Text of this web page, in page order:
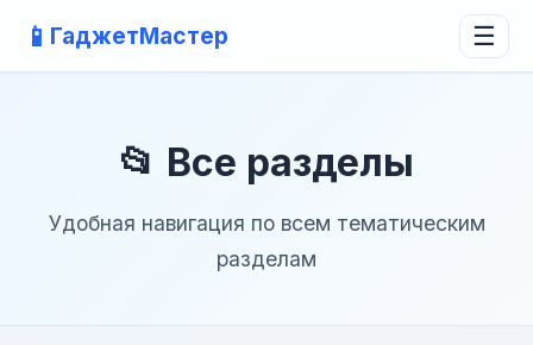
📱 ГаджетМастер ☰
📂 Все разделы
Удобная навигация по всем тематическим
разделам